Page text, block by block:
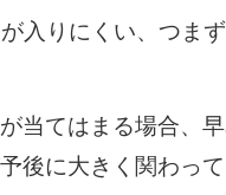
入りにくい、つま
当てはまる場合、
後に大きく関わって